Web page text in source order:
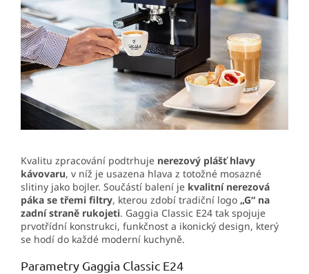
Kvalitu zpracování podtrhuje nerezový plášť hlavy
kávovaru, v níž je usazena hlava z totožné mosazné
slitiny jako bojler. Součástí balení je kvalitní nerezová
páka se třemi filtry, kterou zdobí tradiční logo „G“ na
zadní straně rukojeti. Gaggia Classic E24 tak spojuje
prvotřídní konstrukci, funkčnost a ikonický design, který
se hodí do každé moderní kuchyně.
Parametry Gaggia Classic E24